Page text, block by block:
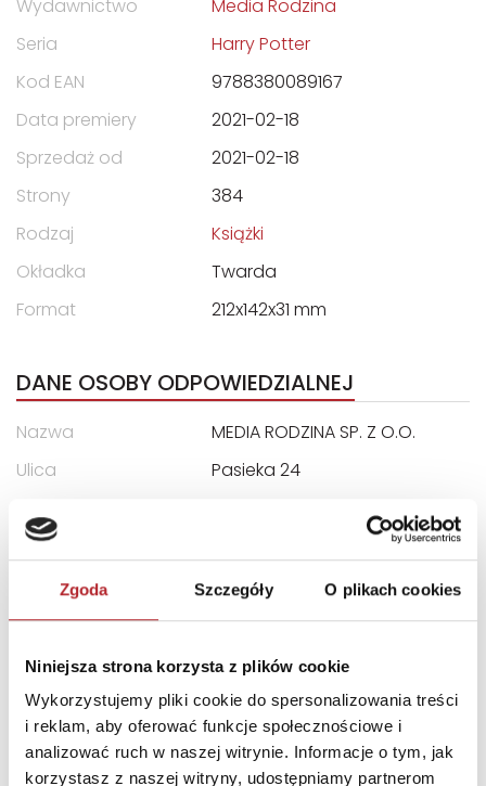
Zgoda Szczegóły O plikach cookies
Niniejsza strona korzysta z plików cookie
Wykorzystujemy pliki cookie do spersonalizowania treści
i reklam, aby oferować funkcje społecznościowe i
analizować ruch w naszej witrynie. Informacje o tym, jak
korzystasz z naszej witryny, udostępniamy partnerom
Wydawnictwo
Media Rodzina
Seria
Harry Potter
Kod EAN
9788380089167
Data premiery
2021-02-18
Sprzedaż od
2021-02-18
Strony
384
Rodzaj
Książki
Okładka
Twarda
Format
212x142x31 mm
DANE OSOBY ODPOWIEDZIALNEJ
Nazwa
MEDIA RODZINA SP. Z O.O.
Ulica
Pasieka 24
Miasto
E-mail
wydawnictwo@mediarod
INNI KLIENCI KUPOWALI